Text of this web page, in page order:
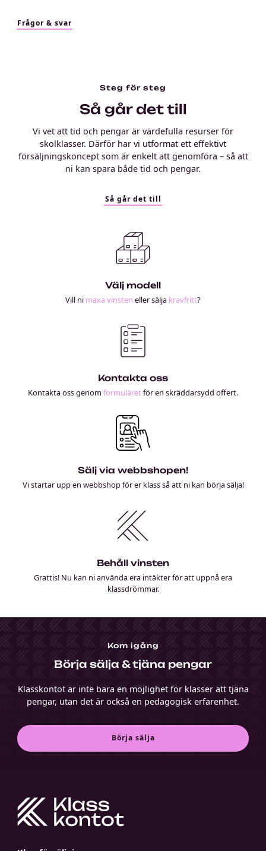
Frågor & svar
Steg för steg
Så går det till
Vi vet att tid och pengar är värdefulla resurser för
skolklasser. Därför har vi utformat ett effektivt
försäljningskoncept som är enkelt att genomföra – så att
ni kan spara både tid och pengar.
Så går det till
Välj modell
Vill ni maxa vinsten eller sälja kravfritt?
Kontakta oss
Kontakta oss genom formuläretför en skräddarsydd offert.
Sälj via webbshopen!
Vi startar upp en webbshop för er klass så att ni kan börja sälja!
Behåll vinsten
Grattis! Nu kan ni använda era intäkter för att uppnå era
klassdrömmar.
Kom igång
Börja sälja & tjäna pengar
Klasskontot är inte bara en möjlighet för klasser att tjäna
pengar, utan det är också en pedagogisk erfarenhet.
Börja sälja